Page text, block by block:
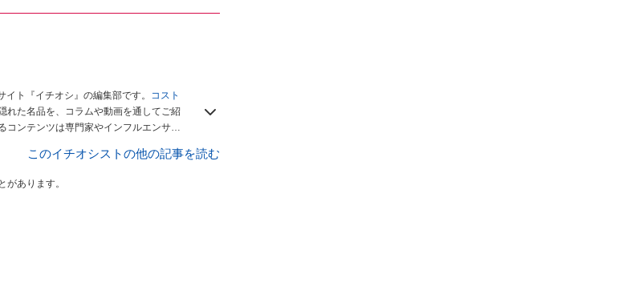
ト『イチオシ』の編集部です。
コスト
れた名品を、コラムや動画を通してご紹
コンテンツは専門家やインフルエンサー
このイチオシストの他の記事を読む
あります。